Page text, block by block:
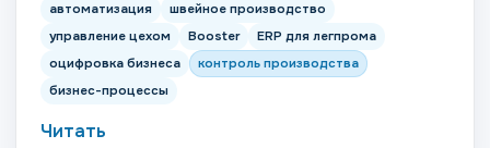
автоматизация
швейное производство
управление цехом
Booster
ERP для легпрома
оцифровка бизнеса
контроль производства
бизнес-процессы
Читать